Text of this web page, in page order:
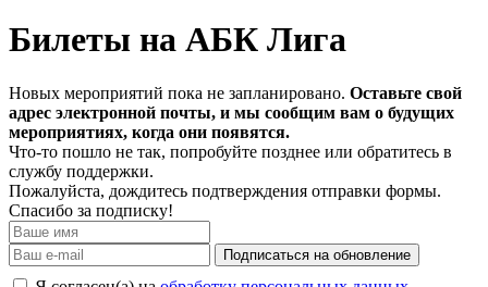
Билеты на АБК Лига
Новых мероприятий пока не запланировано. Оставьте свой
адрес электронной почты, и мы сообщим вам о будущих
мероприятиях, когда они появятся.
Что-то пошло не так, попробуйте позднее или обратитесь в
службу поддержки.
Пожалуйста, дождитесь подтверждения отправки формы.
Спасибо за подписку!
Подписаться на обновление